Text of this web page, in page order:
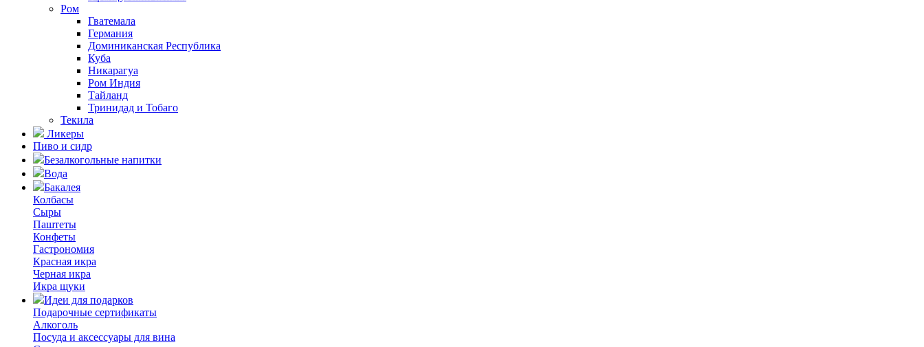
Ром
Гватемала
Германия
Доминиканская Республика
Куба
Никарагуа
Ром Индия
Тайланд
Тринидад и Тобаго
Текила
Ликеры
Пиво и сидр
Безалкогольные напитки
Вода
Бакалея
Колбасы
Сыры
Паштеты
Конфеты
Гастрономия
Красная икра
Черная икра
Икра щуки
Идеи для подарков
Подарочные сертификаты
Алкоголь
Посуда и аксессуары для вина